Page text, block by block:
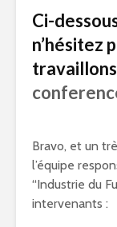
Ci-
n’hésitez
Bravo, et un
l’équipe
“Industrie du
intervenants :